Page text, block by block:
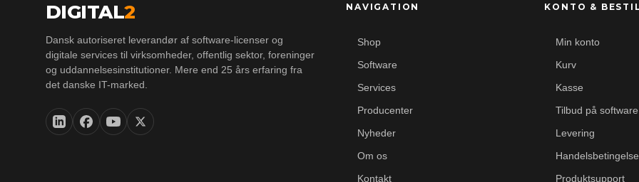
DIGITAL2
Dansk autoriseret leverandør af software-licenser og
digitale services til virksomheder, offentlig sektor, foreninger
og uddannelsesinstitutioner. Mere end 25 års erfaring fra
det danske IT-marked.
NAVIGATION
Shop
Software
Services
Producenter
Nyheder
Om os
Kontakt
KONTO &
Min konto
Kurv
Kasse
Tilbud på software
Levering
Produktsupport